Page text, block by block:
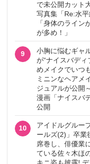
で未公開カット
写真集「Re:水
「身体のライン
が多め！」
9
小胸に悩むギャ
が“ナイスバディ
めメイクでいつ
ミニンなヘアメ
ジュアルが公開
漫画「ナイスバ
公開
10
アイドルグルー
ールズ(2)」卒業
席巻し、俳優業
ている佐々木ほ